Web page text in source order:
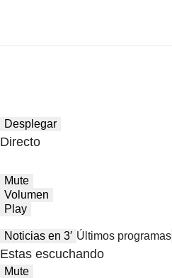
Desplegar
Directo
Mute
Volumen
Play
Noticias en 3′ Últimos programas
Estas escuchando
Mute